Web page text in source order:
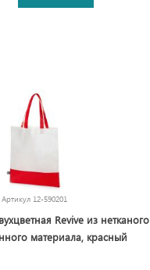
Артикул 12-590201
Revive из нетканого
материала, красный